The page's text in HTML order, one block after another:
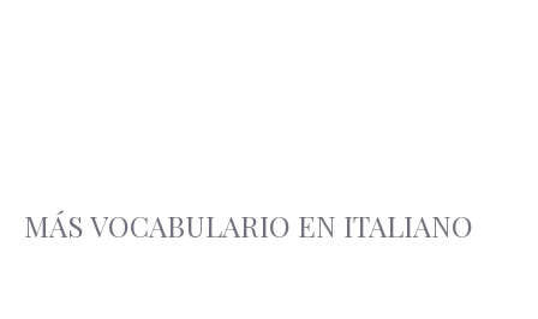
MÁS VOCABULARIO EN ITALIANO